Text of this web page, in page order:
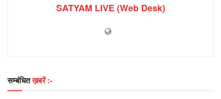
SATYAM LIVE (Web Desk)
सम्बंधितख़बरें :-